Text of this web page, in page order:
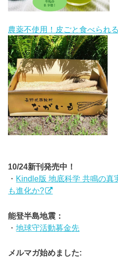
農薬不使用！皮ごと食べられ
10/24新刊発売中！
・ Kindle版 地底科学 共鳴の真
も進化か?
能登半島地震：
・地球守活動募金先
メルマガ始めました: